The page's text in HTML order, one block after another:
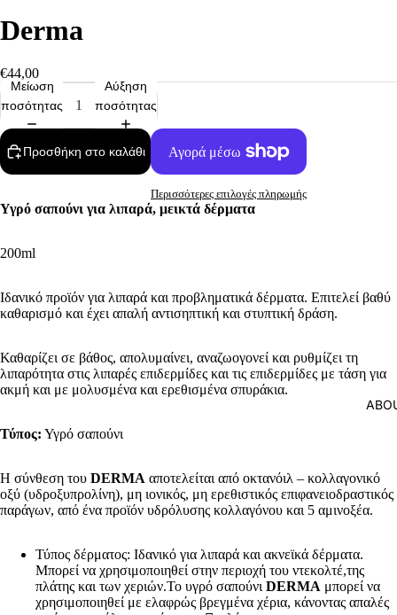
Derma
€44,00
Μείωση
ποσότητας
Αύξηση
ποσότητας
Προσθήκη στο καλάθι
Περισσότερες επιλογές πληρωμής
Υγρό σαπούνι για λιπαρά, μεικτά δέρματα
200ml
Ιδανικό προϊόν για λιπαρά και προβληματικά δέρματα. Επιτελεί βαθύ
καθαρισμό και έχει απαλή αντισηπτική και στυπτική δράση.
Καθαρίζει σε βάθος, απολυμαίνει, αναζωογονεί και ρυθμίζει τη
λιπαρότητα στις λιπαρές επιδερμίδες και τις επιδερμίδες με τάση για
ακμή και με μολυσμένα και ερεθισμένα σπυράκια.
Τύπος: Υγρό σαπούνι
Η σύνθεση του DERMA αποτελείται από οκτανόιλ – κολλαγονικό
οξύ (υδροξυπρολίνη), μη ιονικός, μη ερεθιστικός επιφανειοδραστικός
παράγων, από ένα προϊόν υδρόλυσης κολλαγόνου και 5 αμινοξέα.
Τύπος δέρματος: Ιδανικό για λιπαρά και ακνεϊκά δέρματα.
Μπορεί να χρησιμοποιηθεί στην περιοχή του ντεκολτέ,της
πλάτης και των χεριών.Το υγρό σαπούνι DERMA μπορεί να
χρησιμοποιηθεί με ελαφρώς βρεγμένα χέρια, κάνοντας απαλές